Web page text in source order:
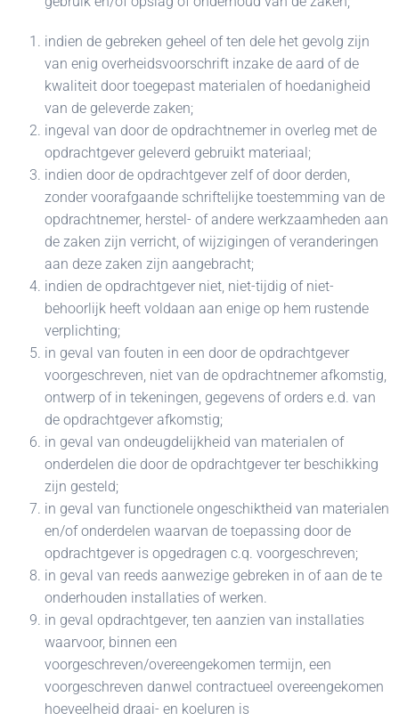
indien de gebreken geheel of ten dele het gevolg zijn
van enig overheidsvoorschrift inzake de aard of de
kwaliteit door toegepast materialen of hoedanigheid
van de geleverde zaken;
ingeval van door de opdrachtnemer in overleg met de
opdrachtgever geleverd gebruikt materiaal;
indien door de opdrachtgever zelf of door derden,
zonder voorafgaande schriftelijke toestemming van de
opdrachtnemer, herstel- of andere werkzaamheden aan
de zaken zijn verricht, of wijzigingen of veranderingen
aan deze zaken zijn aangebracht;
indien de opdrachtgever niet, niet-tijdig of niet-
behoorlijk heeft voldaan aan enige op hem rustende
verplichting;
in geval van fouten in een door de opdrachtgever
voorgeschreven, niet van de opdrachtnemer afkomstig,
ontwerp of in tekeningen, gegevens of orders e.d. van
de opdrachtgever afkomstig;
in geval van ondeugdelijkheid van materialen of
onderdelen die door de opdrachtgever ter beschikking
zijn gesteld;
in geval van functionele ongeschiktheid van materialen
en/of onderdelen waarvan de toepassing door de
opdrachtgever is opgedragen c.q. voorgeschreven;
in geval van reeds aanwezige gebreken in of aan de te
onderhouden installaties of werken.
in geval opdrachtgever, ten aanzien van installaties
waarvoor, binnen een
voorgeschreven/overeengekomen termijn, een
voorgeschreven danwel contractueel overeengekomen
hoeveelheid draai- en koeluren is